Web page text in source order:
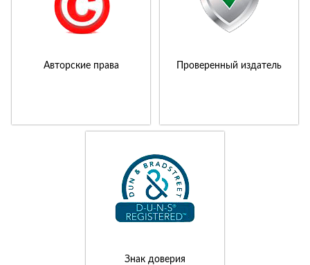
Авторские права Проверенный издатель
Знак доверия